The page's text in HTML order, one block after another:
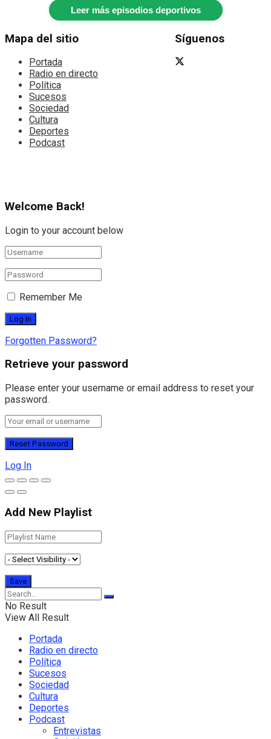
Leer más episodios deportivos
Mapa del sitio
Portada
Radio en directo
Política
Sucesos
Sociedad
Cultura
Deportes
Podcast
Síguenos
Welcome Back!
Login to your account below
Remember Me
Forgotten Password?
Retrieve your password
Please enter your username or email address to reset your
password.
Log In
Add New Playlist
No Result
View All Result
Portada
Radio en directo
Política
Sucesos
Sociedad
Cultura
Deportes
Podcast
Entrevistas